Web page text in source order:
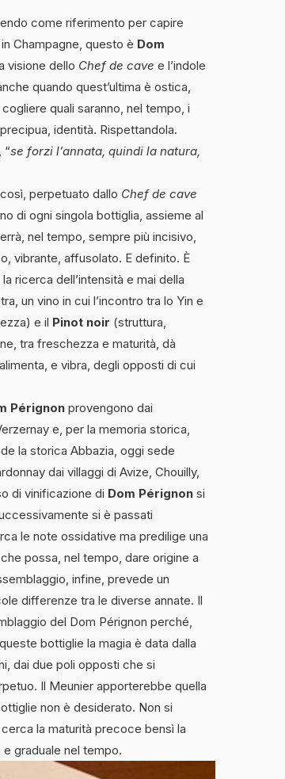
come riferimento per capire
Champagne, questo è Dom
visione dello Chef de cave e l’indole
quando quest’ultima è ostica,
quali saranno, nel tempo, i
precipua, identità. Rispettandola.
“se forzi l’annata, quindi la natura,
perpetuato dallo Chef de cave
di ogni singola bottiglia, assieme al
nel tempo, sempre più incisivo,
vibrante, affusolato. E definito. È
la ricerca dell’intensità e mai della
un vino in cui l’incontro tra lo Yin e
e il Pinot noir (struttura,
tra freschezza e maturità, dà
e vibra, degli opposti di cui
Pérignon provengono dai
e, per la memoria storica,
la storica Abbazia, oggi sede
dai villaggi di Avize, Chouilly,
di vinificazione di Dom Pérignon si
si è passati
le note ossidative ma predilige una
possa, nel tempo, dare origine a
infine, prevede un
differenze tra le diverse annate. Il
del Dom Pérignon perché,
bottiglie la magia è data dalla
dai due poli opposti che si
Il Meunier apporterebbe quella
non è desiderato. Non si
la maturità precoce bensì la
graduale nel tempo.